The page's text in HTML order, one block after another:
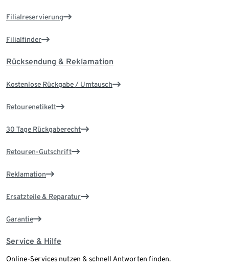
Filialreservierung
Filialfinder
Rücksendung & Reklamation
Kostenlose Rückgabe / Umtausch
Retourenetikett
30 Tage Rückgaberecht
Retouren-Gutschrift
Reklamation
Ersatzteile & Reparatur
Garantie
Service & Hilfe
Online-Services nutzen & schnell Antworten finden.